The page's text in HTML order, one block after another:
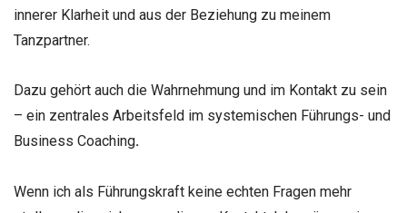
innerer Klarheit und aus der Beziehung zu meinem
Tanzpartner.
Dazu gehört auch die Wahrnehmung und im Kontakt zu sein
– ein zentrales Arbeitsfeld im systemischen Führungs- und
Business Coaching.
Wenn ich als Führungskraft keine echten Fragen mehr